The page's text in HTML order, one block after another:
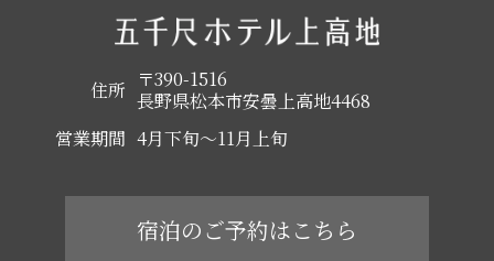
住所
〒390-1516
長野県松本市安曇上高地4468
営業期間 4月下旬～11月上旬
宿泊のご予約はこちら